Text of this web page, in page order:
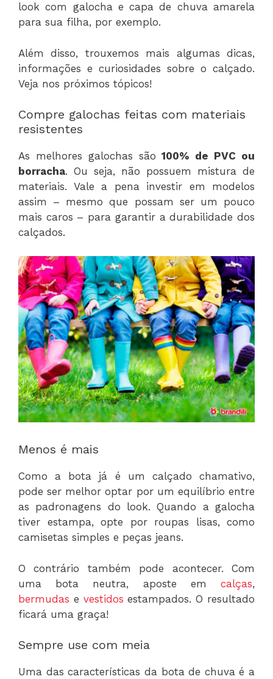
look com galocha e capa de chuva amarela
para sua filha, por exemplo.
Além disso, trouxemos mais algumas dicas,
informações e curiosidades sobre o calçado.
Veja nos próximos tópicos!
Compre galochas feitas com materiais
resistentes
As melhores galochas são100% de PVC ou
borracha. Ou seja, não possuem mistura de
materiais. Vale a pena investir em modelos
assim – mesmo que possam ser um pouco
mais caros – para garantir a durabilidade dos
calçados.
Menos é mais
Como a bota já é um calçado chamativo,
pode ser melhor optar por um equilíbrio entre
as padronagens do look. Quando a galocha
tiver estampa, opte por roupas lisas, como
camisetas simples e peças jeans.
O contrário também pode acontecer. Com
uma bota neutra, aposte em calças,
bermudas e vestidos estampados. O resultado
ficará uma graça!
Sempre use com meia
Uma das características da bota de chuva é a